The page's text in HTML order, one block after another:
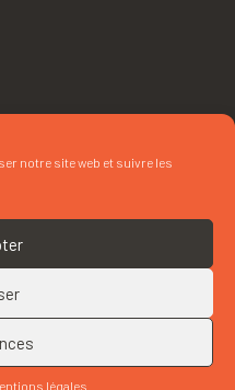
notre site web et suivre les
légales